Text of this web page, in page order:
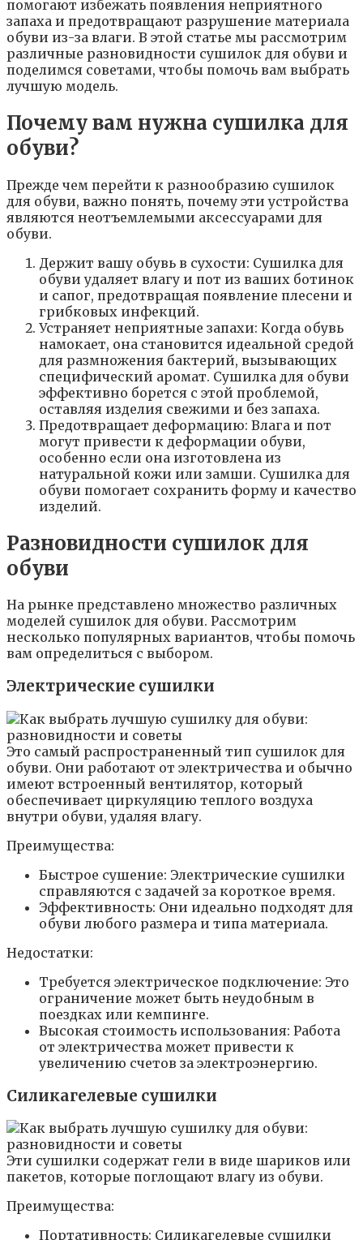
помогают избежать появления неприятного
запаха и предотвращают разрушение материала
обуви из-за влаги. В этой статье мы рассмотрим
различные разновидности сушилок для обуви и
поделимся советами, чтобы помочь вам выбрать
лучшую модель.
Почему вам нужна сушилка для
обуви?
Прежде чем перейти к разнообразию сушилок
для обуви, важно понять, почему эти устройства
являются неотъемлемыми аксессуарами для
обуви.
Держит вашу обувь в сухости: Сушилка для
обуви удаляет влагу и пот из ваших ботинок
и сапог, предотвращая появление плесени и
грибковых инфекций.
Устраняет неприятные запахи: Когда обувь
намокает, она становится идеальной средой
для размножения бактерий, вызывающих
специфический аромат. Сушилка для обуви
эффективно борется с этой проблемой,
оставляя изделия свежими и без запаха.
Предотвращает деформацию: Влага и пот
могут привести к деформации обуви,
особенно если она изготовлена из
натуральной кожи или замши. Сушилка для
обуви помогает сохранить форму и качество
изделий.
Разновидности сушилок для
обуви
На рынке представлено множество различных
моделей сушилок для обуви. Рассмотрим
несколько популярных вариантов, чтобы помочь
вам определиться с выбором.
Электрические сушилки
Это самый распространенный тип сушилок для
обуви. Они работают от электричества и обычно
имеют встроенный вентилятор, который
обеспечивает циркуляцию теплого воздуха
внутри обуви, удаляя влагу.
Преимущества:
Быстрое сушение: Электрические сушилки
справляются с задачей за короткое время.
Эффективность: Они идеально подходят для
обуви любого размера и типа материала.
Недостатки:
Требуется электрическое подключение: Это
ограничение может быть неудобным в
поездках или кемпинге.
Высокая стоимость использования: Работа
от электричества может привести к
увеличению счетов за электроэнергию.
Силикагелевые сушилки
Эти сушилки содержат гели в виде шариков или
пакетов, которые поглощают влагу из обуви.
Преимущества:
Портативность: Силикагелевые сушилки